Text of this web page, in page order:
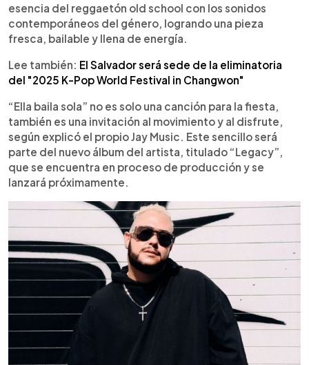
esencia del reggaetón old school con los sonidos
contemporáneos del género, logrando una pieza
fresca, bailable y llena de energía.
Lee también: El Salvador será sede de la eliminatoria
del "2025 K-Pop World Festival in Changwon"
“Ella baila sola” no es solo una canción para la fiesta,
también es una invitación al movimiento y al disfrute,
según explicó el propio Jay Music. Este sencillo será
parte del nuevo álbum del artista, titulado “Legacy”,
que se encuentra en proceso de producción y se
lanzará próximamente.